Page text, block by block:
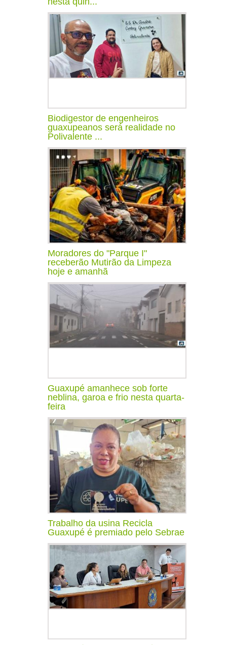
Biodigestor de engenheiros
guaxupeanos será realidade no
Polivalente ...
Moradores do "Parque I"
receberão Mutirão da Limpeza
hoje e amanhã
Guaxupé amanhece sob forte
neblina, garoa e frio nesta quarta-
feira
Trabalho da usina Recicla
Guaxupé é premiado pelo Sebrae